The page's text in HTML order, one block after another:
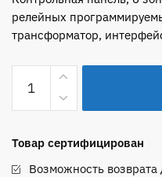
релейных
трансформатор,
Количество
товара
Комплект
6
Товар сертифицирован
Возможность возврата